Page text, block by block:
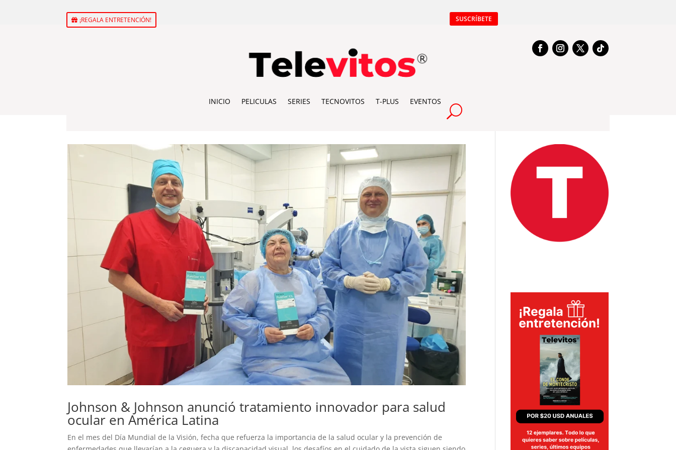
¡REGALA ENTRETENCIÓN! SUSCRÍBETE
INICIO PELICULAS SERIES TECNOVITOS T-PLUS EVENTOS
Johnson & Johnson anunció tratamiento innovador para salud
ocular en América Latina
En el mes del Día Mundial de la Visión, fecha que refuerza la importancia de la salud ocular y la prevención de